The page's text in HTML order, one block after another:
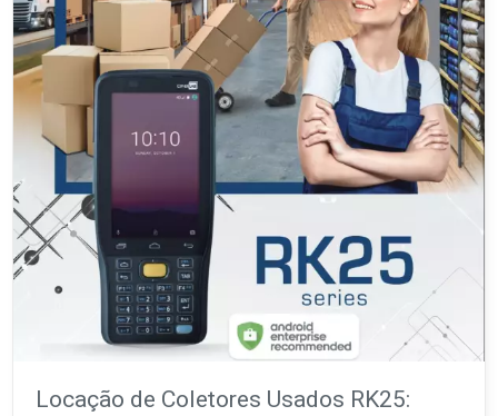
Locação de Coletores Usados RK25: